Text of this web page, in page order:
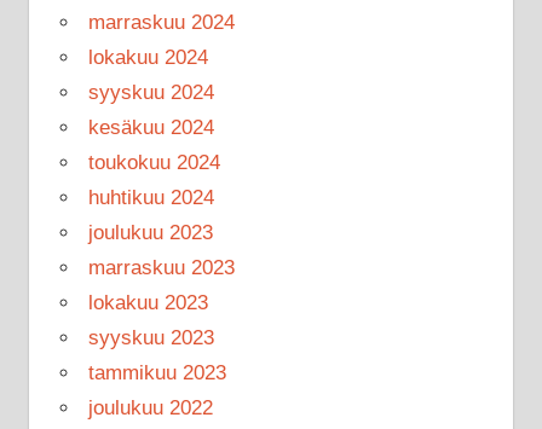
marraskuu 2024
lokakuu 2024
syyskuu 2024
kesäkuu 2024
toukokuu 2024
huhtikuu 2024
joulukuu 2023
marraskuu 2023
lokakuu 2023
syyskuu 2023
tammikuu 2023
joulukuu 2022